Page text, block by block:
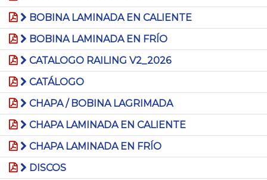
BOBINA LAMINADA EN CALIENTE
BOBINA LAMINADA EN FRÍO
CATALOGO RAILING V2_2026
CATÁLOGO
CHAPA / BOBINA LAGRIMADA
CHAPA LAMINADA EN CALIENTE
CHAPA LAMINADA EN FRÍO
DISCOS